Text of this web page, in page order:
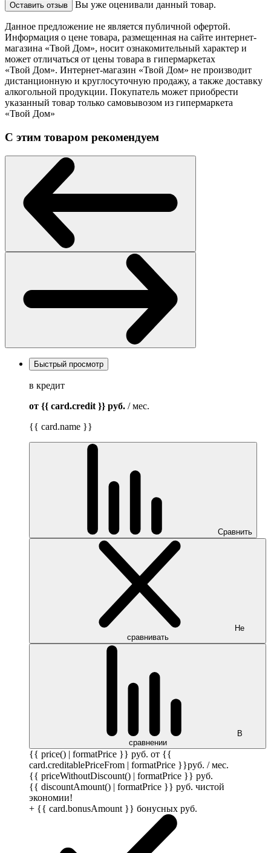
Оставить отзыв Вы уже оценивали данный товар.
Данное предложение не является публичной офертой.
Информация о цене товара, размещенная на сайте интернет-
магазина «Твой Дом», носит ознакомительный характер и
может отличаться от цены товара в гипермаркетах
«Твой Дом». Интернет-магазин «Твой Дом» не производит
дистанционную и круглосуточную продажу, а также доставку
алкогольной продукции. Покупатель может приобрести
указанный товар только самовывозом из гипермаркета
«Твой Дом»
С этим товаром рекомендуем
Быстрый просмотр
в кредит
от {{ card.credit }} руб. / мес.
{{ card.name }}
Сравнить
Не
сравнивать
В
сравнении
{{ price() | formatPrice }} руб. от {{
card.creditablePriceFrom | formatPrice }}руб. / мес.
{{ priceWithoutDiscount() | formatPrice }} руб.
{{ discountAmount() | formatPrice }} руб. чистой
экономии!
+ {{ card.bonusAmount }} бонусных руб.